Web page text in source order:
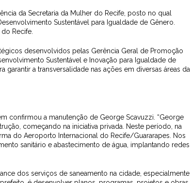
da Secretaria da Mulher do Recife, posto no qual
Sustentável para Igualdade de Gênero.
Recife.
desenvolvidos pelas Gerência Geral de Promoção
Sustentável e Inovação para Igualdade de
garantir a transversalidade nas ações em diversas áreas da
confirmou a manutenção de George Scavuzzi. “George
começando na iniciativa privada. Neste período, na
do Aeroporto Internacional do Recife/Guararapes. Nos
sanitário e abastecimento de água, implantando redes
dos serviços de saneamento na cidade, especialmente